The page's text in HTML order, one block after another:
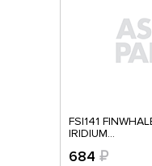
FSI141
IRIDIUM...
684 ₽